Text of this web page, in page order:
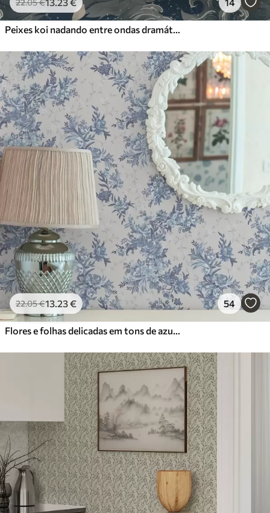
22.05€
Peixes koi nadando entre ondas dramáticas do oceano
22.05€13.23€ 54
Flores e folhas delicadas em tons de azul e azul sobre um fundo claro